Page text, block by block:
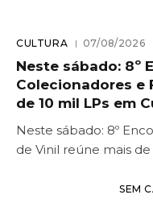
CULTURA 07/08/2026
Neste sábado: 8º
Colecionadores e
de 10 mil LPs em
Neste sábado: 8º
de Vinil reúne mais de
SEM